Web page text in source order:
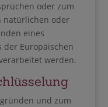
oder zum
natürlichen oder
eines
Europäischen
werden.
und zum